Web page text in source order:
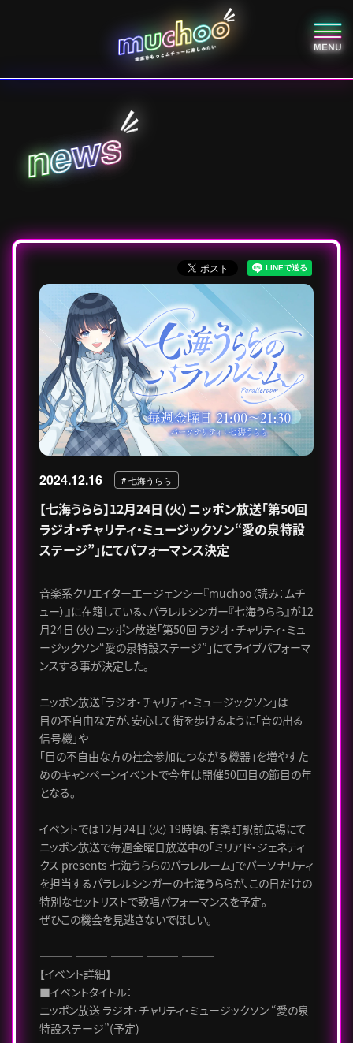
news
2024.12.16 # 七海うらら
【七海うらら】12月24日（火）ニッポン放送「第50回
ラジオ・チャリティ・ミュージックソン“愛の泉特設
ステージ”」にてパフォーマンス決定
音楽系クリエイターエージェンシー『muchoo（読み：ムチ
ュー）』に在籍している、パラレルシンガー『七海うらら』が12
月24日（火）ニッポン放送「第50回 ラジオ・チャリティ・ミュ
ージックソン“愛の泉特設ステージ”」にてライブパフォーマ
ンスする事が決定した。
ニッポン放送「ラジオ・チャリティ・ミュージックソン」は
目の不自由な方が、安心して街を歩けるように「音の出る
信号機」や
「目の不自由な方の社会参加につながる機器」を増やすた
めのキャンペーンイベントで今年は開催50回目の節目の年
となる。
イベントでは12月24日（火）19時頃、有楽町駅前広場にて
ニッポン放送で毎週金曜日放送中の「ミリアド・ジェネティ
クス presents 七海うららのパラレルーム」でパーソナリティ
を担当するパラレルシンガーの七海うららが、この日だけの
特別なセットリストで歌唱パフォーマンスを予定。
ぜひこの機会を見逃さないでほしい。
――― ――― ――― ――― ―――
【イベント詳細】
■イベントタイトル：
ニッポン放送 ラジオ・チャリティ・ミュージックソン “愛の泉
特設ステージ”(予定)